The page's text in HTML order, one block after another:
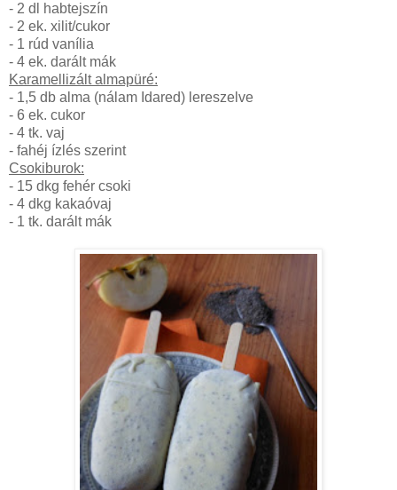
- 2 dl habtejszín
- 2 ek. xilit/cukor
- 1 rúd vanília
- 4 ek. darált mák
Karamellizált almapüré:
- 1,5 db alma (nálam Idared) lereszelve
- 6 ek. cukor
- 4 tk. vaj
- fahéj ízlés szerint
Csokiburok:
- 15 dkg fehér csoki
- 4 dkg kakaóvaj
- 1 tk. darált mák